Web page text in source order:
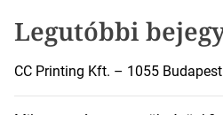
Legutóbbi
CC Printing Kft. – 1055